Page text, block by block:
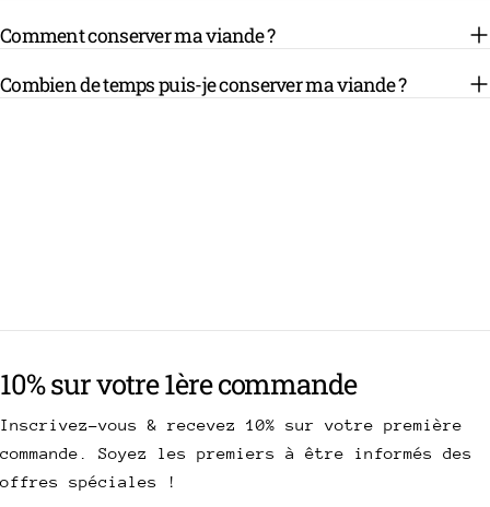
Comment conserver ma viande ?
Combien de temps puis-je conserver ma viande ?
10% sur votre 1ère commande
Inscrivez-vous & recevez 10% sur votre première
commande. Soyez les premiers à être informés des
offres spéciales !